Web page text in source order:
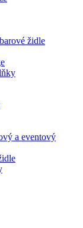
židle
a eventový